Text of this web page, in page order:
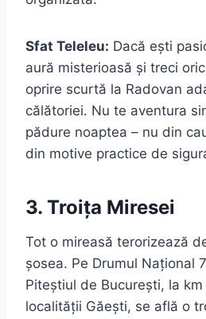
Sfat Teleleu: Dacă ești
aură misterioasă și treci
oprire scurtă la Radovan
călătoriei. Nu te aventura
pădure noaptea – nu din
din motive practice de
3. Troița Miresei
Tot o mireasă terorizează
șosea. Pe Drumul Național
Piteștiul de București, la
localității Găești, se află o